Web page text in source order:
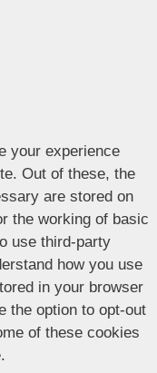
your experience
Out of these, the
are stored on
the working of basic
use third-party
how you use
in your browser
the option to opt-out
of these cookies